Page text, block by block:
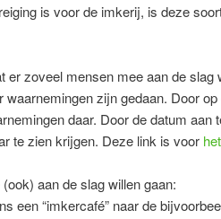
is voor de imkerij, is deze
er zoveel mensen mee aan de slag
waarnemingen zijn gedaan. Door
daar. Door de datum aan
te zien krijgen. Deze link is voor
aan de slag willen gaan:
een “imkercafé” naar de